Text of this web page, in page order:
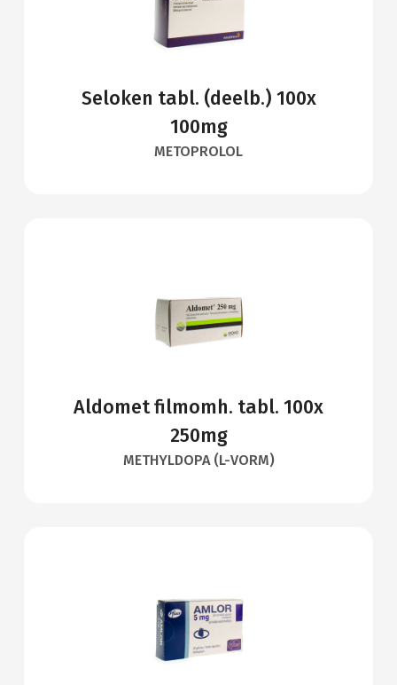
Seloken tabl. (deelb.) 100x
100mg
METOPROLOL
Aldomet filmomh. tabl. 100x
250mg
METHYLDOPA (L-VORM)